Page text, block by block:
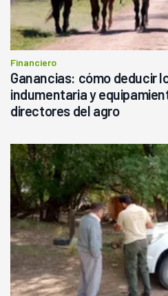
Financiero
Ganancias: cómo deducir
indumentaria y
directores del agro